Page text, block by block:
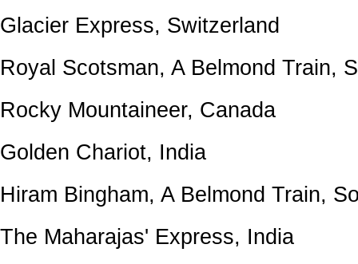
Glacier Express, Switzerland
Royal Scotsman, A Belmond Train,
Rocky Mountaineer, Canada
Golden Chariot, India
Hiram Bingham, A Belmond Train,
The Maharajas' Express, India